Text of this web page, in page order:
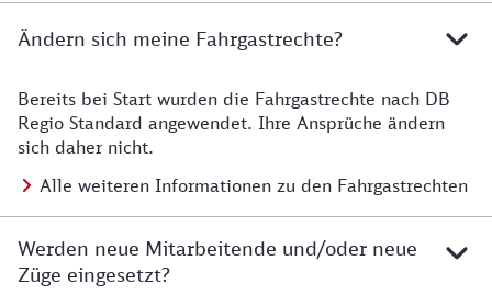
Ändern sich meine Fahrgastrechte?
Details zu Fahrgastrechten
Bereits bei Start wurden die Fahrgastrechte nach DB
Regio Standard angewendet. Ihre Ansprüche ändern
sich daher nicht.
Alle weiteren Informationen zu den Fahrgastrechten
Werden neue Mitarbeitende und/oder neue
Züge eingesetzt?